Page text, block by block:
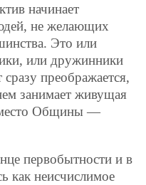
начинает
не желающих
Это или
или дружинники
преображается,
занимает живущая
Общины —
первобытности и в
как неисчислимое